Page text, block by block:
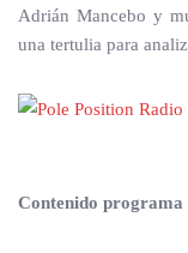
Adrián Mancebo y
una tertulia para
Contenido programa